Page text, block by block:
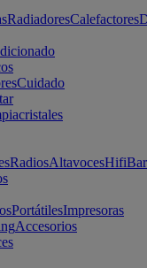
RadiadoresCalefactores
Cuidado
RadiosAltavocesHifi
PortátilesImpresoras
Accesorios